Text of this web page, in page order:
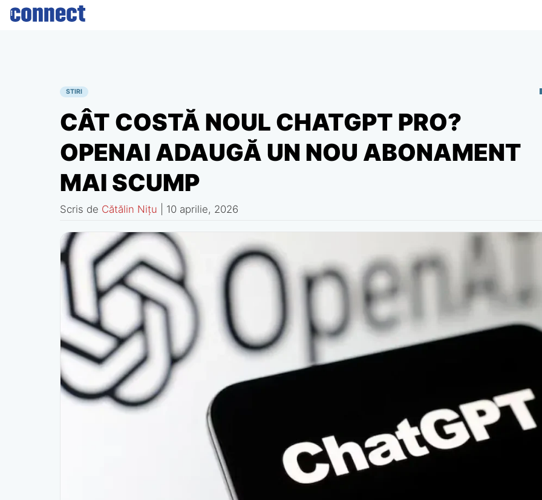
Skip
STIRI
CÂT COSTĂ NOUL CHATGPT PRO?
OPENAI ADAUGĂ UN NOU ABONAMENT
MAI SCUMP
Scris de Cătălin Nițu 10 aprilie, 2026